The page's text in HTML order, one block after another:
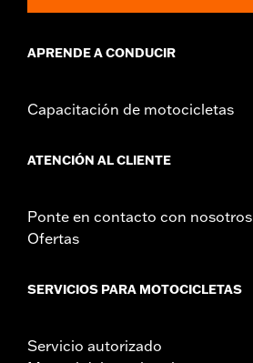
APRENDE A CONDUCIR
Capacitación de motocicletas
ATENCIÓN AL CLIENTE
Ponte en contacto con nosotros
Ofertas
SERVICIOS PARA MOTOCICLETAS
Servicio autorizado